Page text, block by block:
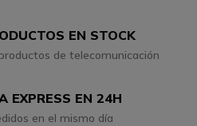
EN STOCK
de telecomunicación
EXPRESS EN 24H
en el mismo día